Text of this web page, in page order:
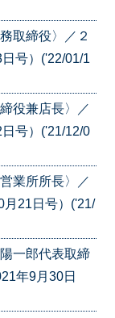
取締役〉／２
号）('22/01/1
役兼店長〉／
号）('21/12/0
業所所長〉／
月21日号）('21/
一郎代表取締
年9月30日